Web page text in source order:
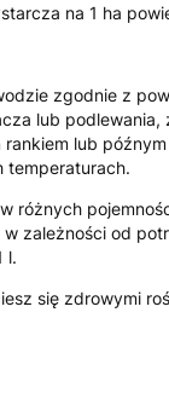
na 1 ha
zgodnie z
lub podlewania,
lub
temperaturach.
różnych
zależności od
l.
się zdrowymi